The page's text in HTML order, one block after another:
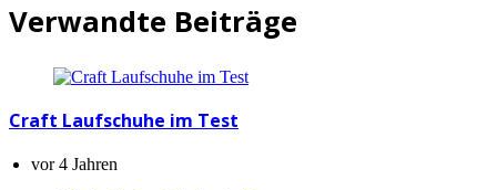
Verwandte Beiträge
Craft Laufschuhe im Test
vor 4 Jahren